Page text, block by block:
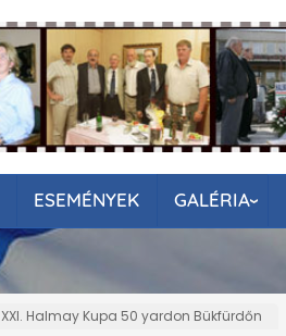
ESEMÉNYEK GALÉRIA
XXI. Halmay Kupa 50 yardon Bükfürdőn